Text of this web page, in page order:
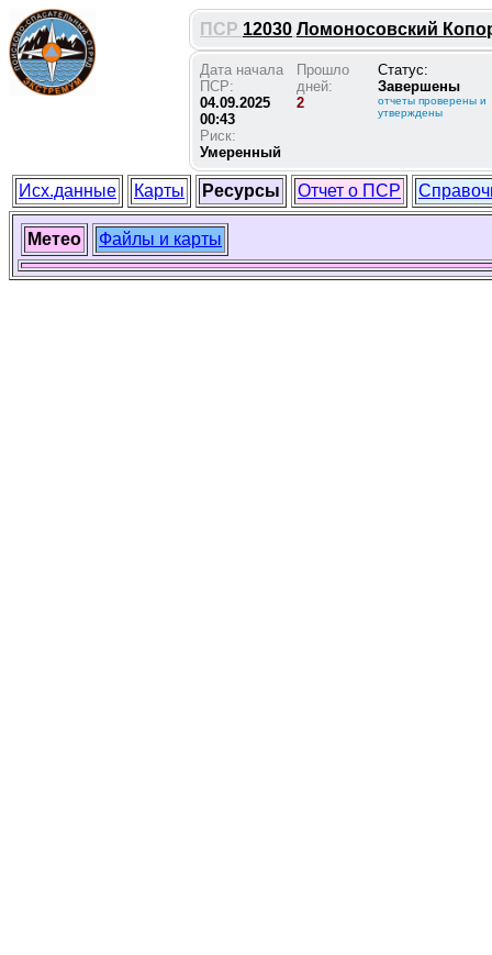
ПСР 12030 Ломоносовский
Дата начала
ПСР:
04.09.2025
00:43
Риск:
Умеренный
Прошло
дней:
2
Статус:
Завершены
отчеты проверены и
утверждены
Исх.данные Карты Ресурсы Отчет о ПСР
Метео Файлы и карты